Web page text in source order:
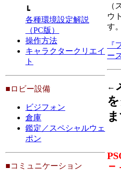
┗
各種環境設定解説
（PC版）
操作方法
キャラクタークリエイ
ト
■ロビー設備
ビジフォン
倉庫
鑑定／スペシャルウェ
ポン
■コミュニケーション
（
ウ
す
『
ー
←
ま